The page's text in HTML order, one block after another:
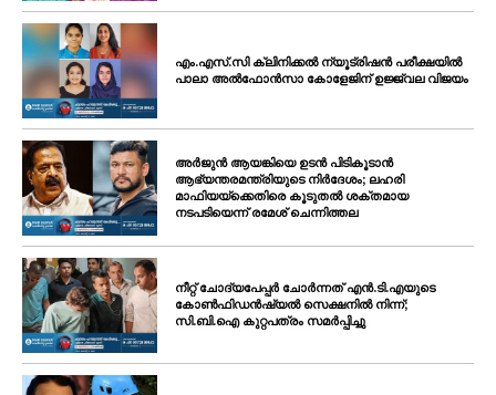
എം.എസ്.സി ക്ലിനിക്കൽ ന്യൂട്രിഷൻ പരീക്ഷയിൽ
പാലാ അൽഫോൻസാ കോളേജിന് ഉജ്ജ്വല വിജയം
അർജുൻ ആയങ്കിയെ ഉടൻ പിടികൂടാൻ
ആഭ്യന്തരമന്ത്രിയുടെ നിർദേശം; ലഹരി
മാഫിയയ്ക്കെതിരെ കൂടുതൽ ശക്തമായ
നടപടിയെന്ന് രമേശ് ചെന്നിത്തല
നീറ്റ് ചോദ്യപേപ്പർ ചോർന്നത് എൻ.ടി.എയുടെ
കോൺഫിഡൻഷ്യൽ സെക്ഷനിൽ നിന്ന്;
സി.ബി.ഐ കുറ്റപത്രം സമർപ്പിച്ചു